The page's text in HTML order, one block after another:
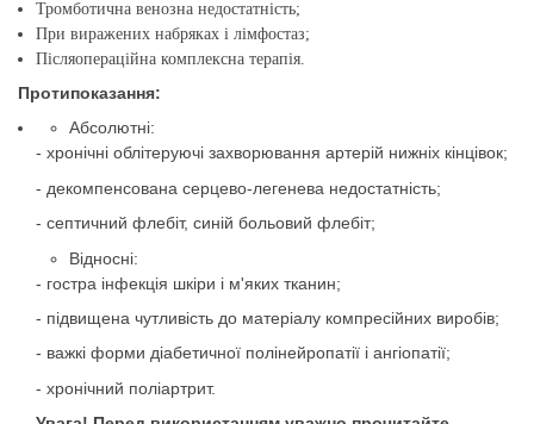
Тромботична венозна недостатність;
При виражених набряках і лімфостаз;
Післяопераційна комплексна терапія.
Протипоказання:
Абсолютні:
- хронічні облітеруючі захворювання артерій нижніх кінцівок;
- декомпенсована серцево-легенева недостатність;
- септичний флебіт, синій больовий флебіт;
Відносні:
- гостра інфекція шкіри і м'яких тканин;
- підвищена чутливість до матеріалу компресійних виробів;
- важкі форми діабетичної полінейропатії і ангіопатії;
- хронічний поліартрит.